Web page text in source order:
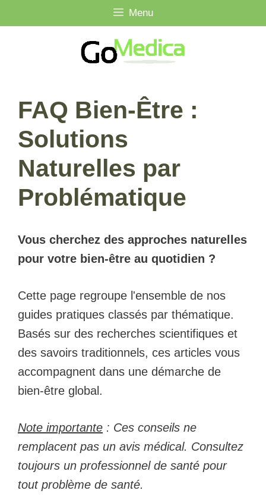
au
Menu
FAQ Bien-Être :
Solutions
Naturelles par
Problématique
Vous cherchez des approches naturelles
pour votre bien-être au quotidien ?
Cette page regroupe l'ensemble de nos
guides pratiques classés par thématique.
Basés sur des recherches scientifiques et
des savoirs traditionnels, ces articles vous
accompagnent dans une démarche de
bien-être global.
Note importante : Ces conseils ne
remplacent pas un avis médical. Consultez
toujours un professionnel de santé pour
tout problème de santé.